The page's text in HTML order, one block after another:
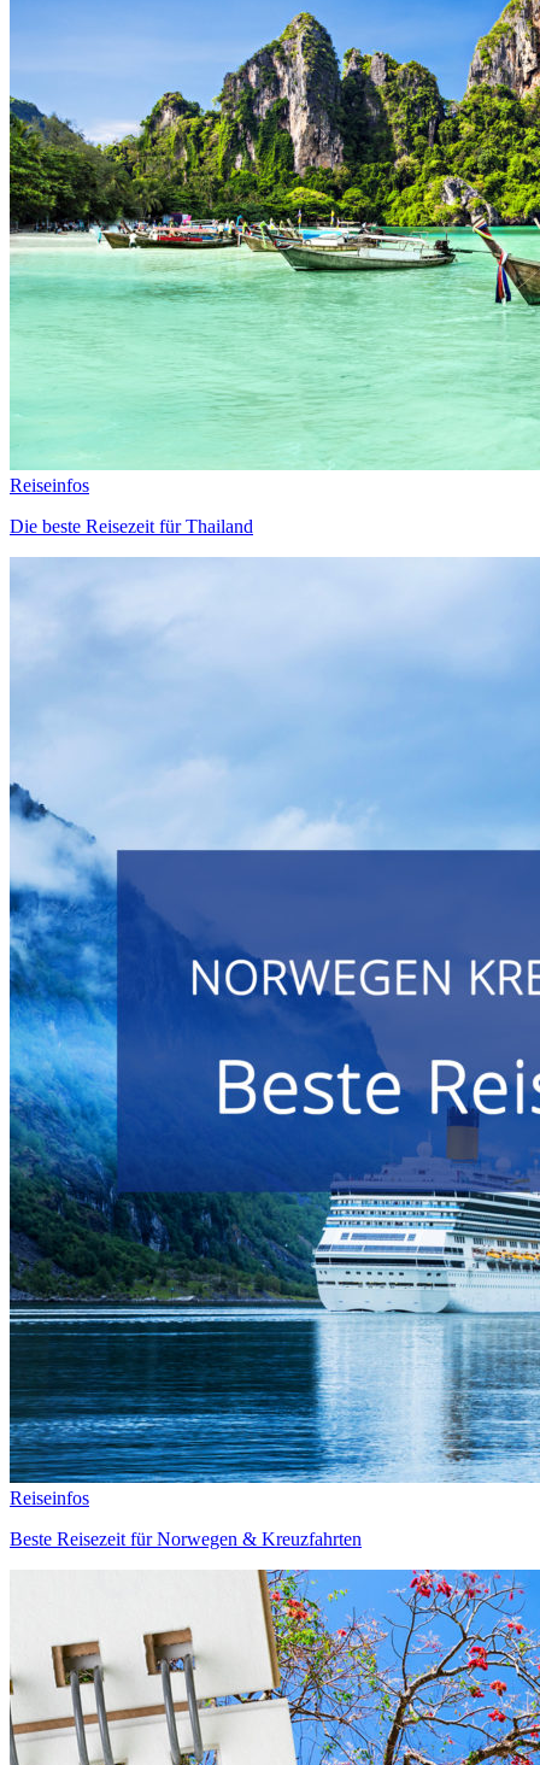
Reiseinfos
Die beste Reisezeit für Thailand
Reiseinfos
Beste Reisezeit für Norwegen & Kreuzfahrten